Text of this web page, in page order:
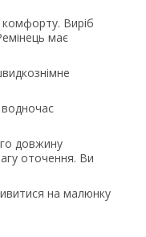
Виріб
має
водночас
довжину
оточення. Ви
на малюнку